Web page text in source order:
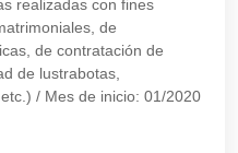
realizadas con fines
de
de contratación de
de lustrabotas,
/ Mes de inicio: 01/2020